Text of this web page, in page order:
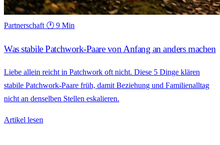
Partnerschaft 🕐 9 Min
Was stabile Patchwork-Paare von Anfang an anders machen
Liebe allein reicht in Patchwork oft nicht. Diese 5 Dinge klären
stabile Patchwork-Paare früh, damit Beziehung und Familienalltag
nicht an denselben Stellen eskalieren.
Artikel lesen